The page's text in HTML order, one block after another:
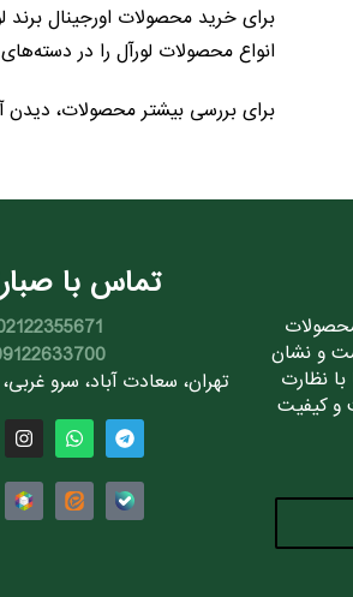
برای خرید محصولات اورجینال برند
انواع محصولات لورآل را در
برای بررسی بیشتر محصولات،
و نشان
نظارت
و کیفیت
تماس با
تهران، سعادت آباد، سرو غربی، پلاک